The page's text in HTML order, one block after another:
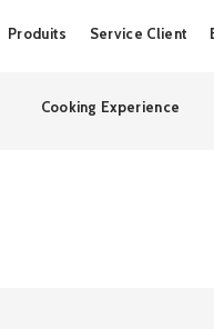
to
Produits Service Client
Cooking Experience